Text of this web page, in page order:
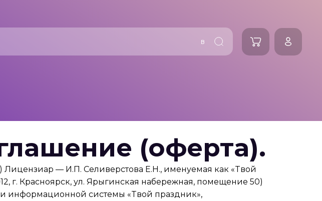
в
(оферта).
) Лицензиар — И.П. Селиверстова Е.Н., именуемая как «Tвой
г. Красноярск, ул. Ярыгинская набережная, помещение 50)
информационной системы «Tвой праздник»,